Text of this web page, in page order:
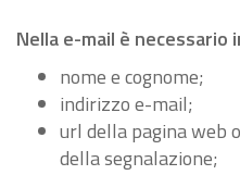
Nella e-mail è necessario
nome e cognome;
indirizzo e-mail;
url della pagina web
della segnalazione;